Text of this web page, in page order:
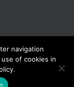
|
navigation
of cookies in